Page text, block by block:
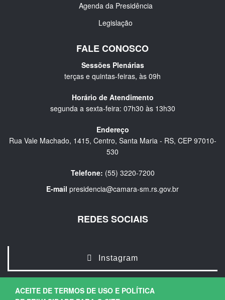
ACEITE DE TERMOS DE USO E POLÍTICA
Agenda da Presidência
Legislação
FALE CONOSCO
Sessões Plenárias
terças e quintas-feiras, às 09h
Horário de Atendimento
segunda a sexta-feira: 07h30 às 13h30
Endereço
Rua Vale Machado, 1415, Centro, Santa Maria - RS, CEP 97010-
530
Telefone: (55) 3220-7200
E-mail presidencia@camara-sm.rs.gov.br
REDES SOCIAIS
Instagram